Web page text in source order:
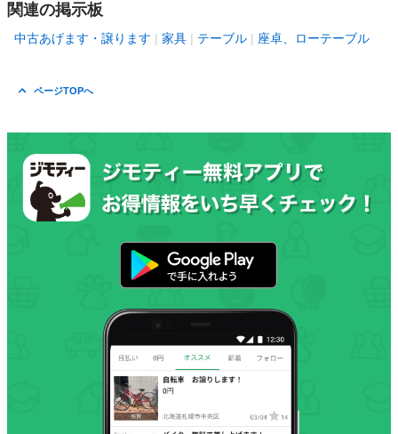
関連の掲示板
中古あげます・譲ります 家具 テーブル 座卓、ローテーブル
ページTOPへ